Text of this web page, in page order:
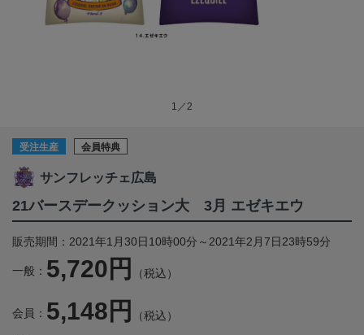
1／2
受注生産 会員特典
サンフレッチェ広島
21バースデークッション大 3月 エゼキエウ
販売期間：2021年1月30日10時00分～2021年2月7日23時59分
一般： 5,720円 （税込）
会員： 5,148円 （税込）